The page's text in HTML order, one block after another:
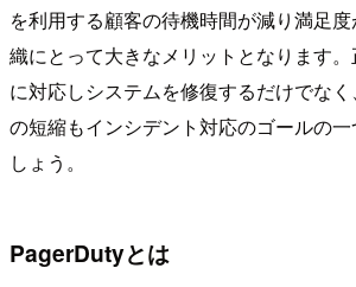
を利用する顧客の待機時間が減り満足
織にとって大きなメリットとなります
に対応しシステムを修復するだけでな
の短縮もインシデント対応のゴールの
しょう。
PagerDutyとは